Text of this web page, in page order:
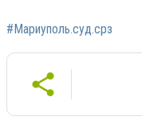
#Мариуполь.суд.срз